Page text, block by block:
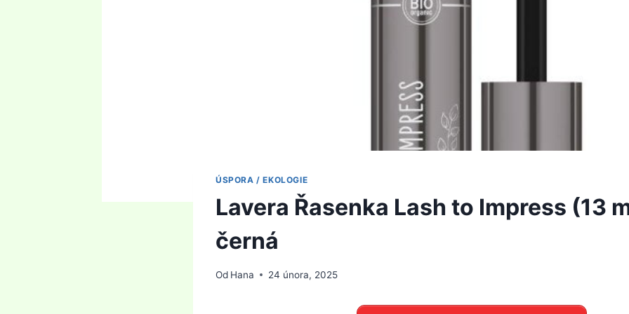
ÚSPORA / EKOLOGIE
Lavera Řasenka Lash to Impress (13
černá
Od Hana 24 února, 2025